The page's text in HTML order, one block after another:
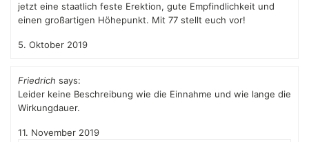
jetzt eine staatlich feste Erektion, gute Empfindlichkeit und
einen großartigen Höhepunkt. Mit 77 stellt euch vor!
5. Oktober 2019
Friedrich says:
Leider keine Beschreibung wie die Einnahme und wie lange die
Wirkungdauer.
11. November 2019